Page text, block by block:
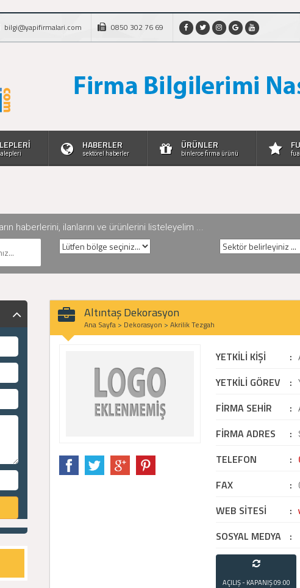
bilgi@yapifirmalari.com 0850 302 76 69
HABERLER
sektörel haberler
ÜRÜNLER
binlerce firma ürünü
haberlerini, ilanlarını ve ürünlerini listeleyelim ...
Altıntaş Dekorasyon
Ana Sayfa > Dekorasyon > Akrilik Tezgah
YETKİLİ KİŞİ :
YETKİLİ GÖREV :
FİRMA SEHİR :
FİRMA ADRES :
TELEFON :
FAX :
WEB SİTESİ :
SOSYAL MEDYA :
AÇILIŞ - KAPANIŞ09:00